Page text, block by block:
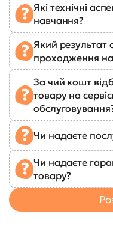
Які технічні
навчання?
Який результат
проходження
За чий кошт
товару на
Чи надаєте
Чи надаєте
товару?